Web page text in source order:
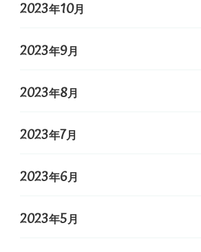
2023年10月
2023年9月
2023年8月
2023年7月
2023年6月
2023年5月